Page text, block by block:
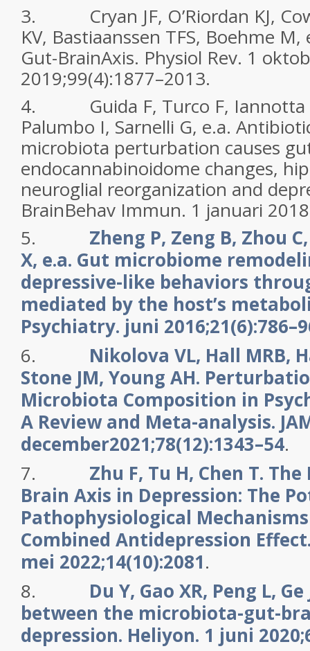
3. Cryan JF, O’Riordan KJ,
KV, Bastiaanssen TFS, Boehme
Gut-BrainAxis. Physiol Rev. 1
2019;99(4):1877–2013.
4. Guida F, Turco F, Iannotta
Palumbo I, Sarnelli G, e.a.
microbiota perturbation causes
endocannabinoidome changes,
neuroglial reorganization and
BrainBehav Immun. 1 januari
5. Zheng P, Zeng B, Zhou
X, e.a. Gut microbiome
depressive-like behaviors
mediated by the host’s
Psychiatry. juni
6. Nikolova VL, Hall MRB,
Stone JM, Young AH.
Microbiota Composition in
A Review and Meta-analysis.
december2021;78(12):1343–54.
7. Zhu F, Tu H, Chen T.
Brain Axis in Depression: The
Pathophysiological
Combined Antidepression
mei 2022;14(10):2081.
8. Du Y, Gao XR, Peng L,
between the microbiota-gut-
depression. Heliyon. 1 juni